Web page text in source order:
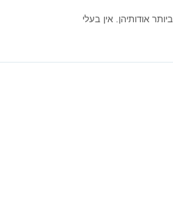
אודותיהן. אין בעלי